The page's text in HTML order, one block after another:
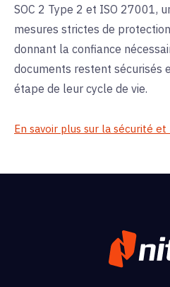
SOC 2 Type 2 et ISO 27001,
mesures strictes de
donnant la confiance
documents restent sécurisés
étape de leur cycle de vie.
En savoir plus sur la sécurité